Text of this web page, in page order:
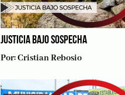
JUSTICIA BAJO SOSPECHA
Por:Cristian Rebosio